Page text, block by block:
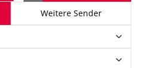
Weitere Sender